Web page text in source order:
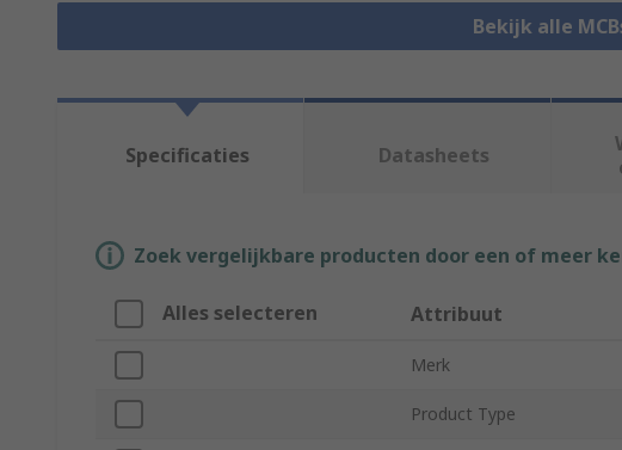
Bekijk alle
Specificaties Datasheets
Zoek vergelijkbare producten door een of meer
Alles selecteren Attribuut
Merk
Product Type